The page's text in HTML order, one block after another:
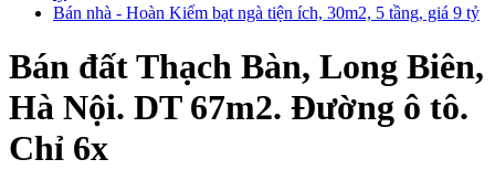
Bán nhà - Hoàn Kiếm bạt ngà tiện ích, 30m2, 5 tầng, giá 9 tỷ
Bán đất Thạch Bàn, Long Biên,
Hà Nội. DT 67m2. Đường ô tô.
Chỉ 6x